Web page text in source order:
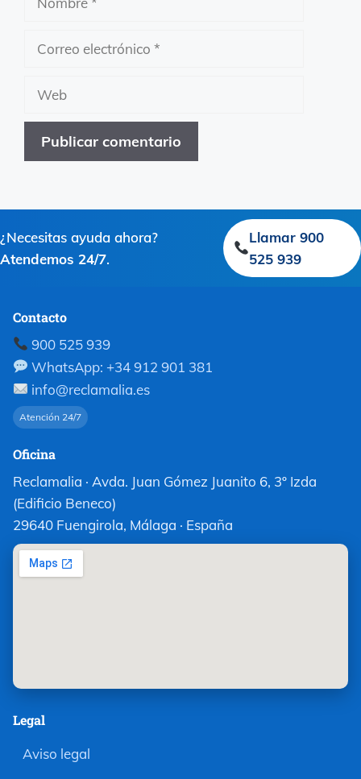
¿Necesitas ayuda ahora?
Atendemos 24/7.
Llamar 900
525 939
Contacto
900 525 939
WhatsApp: +34 912 901 381
info@reclamalia.es
Atención 24/7
Oficina
Reclamalia · Avda. Juan Gómez Juanito 6, 3º Izda
(Edificio Beneco)
29640 Fuengirola, Málaga · España
Legal
Aviso legal